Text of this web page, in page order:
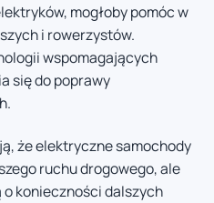
mogłoby pomóc w
i rowerzystów.
wspomagających
się do poprawy
że elektryczne samochody
ruchu drogowego, ale
konieczności dalszych